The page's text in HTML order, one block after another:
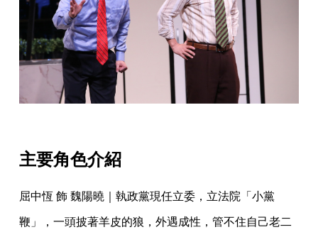
主要角色介紹
屈中恆 飾 魏陽曉｜執政黨現任立委，立法院「小黨
鞭」，一頭披著羊皮的狼，外遇成性，管不住自己老二